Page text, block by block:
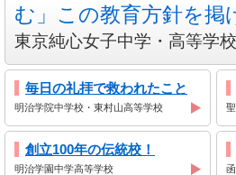
む」この教育方針を
東京純心女子中学・高等学校
毎日の礼拝で救われたこと
明治学院中学校・東村山高等学校
創立100年の伝統校！
明治学園中学高等学校